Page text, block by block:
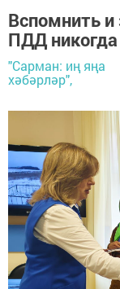
Вспомнить и
ПДД
"Сарман: иң яңа
хәбәрләр",